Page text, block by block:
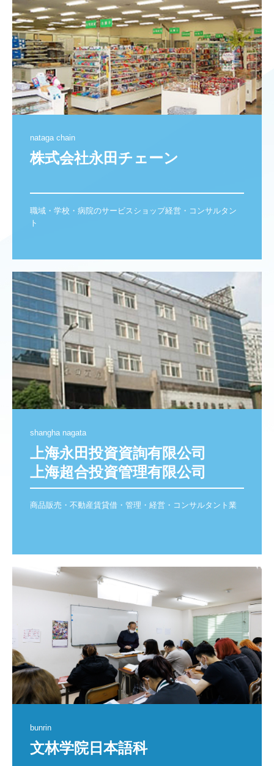
nataga chain
株式会社永田チェーン
職域・学校・病院のサービスショップ経営・コンサルタン
ト
shangha nagata
上海永田投資資詢有限公司
上海超合投資管理有限公司
商品販売・不動産賃貸借・管理・経営・コンサルタント業
bunrin
文林学院日本語科